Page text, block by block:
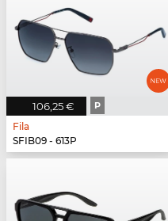
106,25 € P
Fila
SFIB09 - 613P